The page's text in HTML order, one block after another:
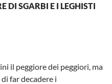
DI SGARBI E I LEGHISTI
il peggiore dei peggiori, ma
far decadere i